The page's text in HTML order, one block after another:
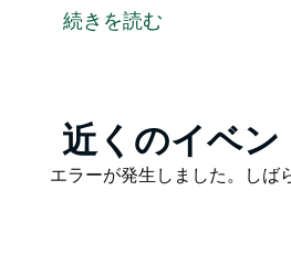
ように美しい小川に面した
ーを兼ね備えた、あなただ
演出するのに最適な、息を
ダムを見下ろす娯楽小屋、
続きを読む
Product
List
近くのイベン
Product
エラーが発生しました。しば